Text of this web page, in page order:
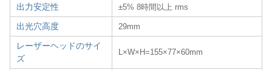
出力安定性 ±5% 8時間以上 rms
出光穴高度 29mm
レーザーヘッドのサイ
ズ
L×W×H=155×77×60mm